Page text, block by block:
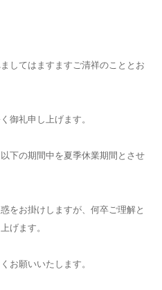
してはますますご清祥のこととお
御礼申し上げます。
下の期間中を夏季休業期間とさせ
をお掛けしますが、何卒ご理解と
げます。
お願いいたします。